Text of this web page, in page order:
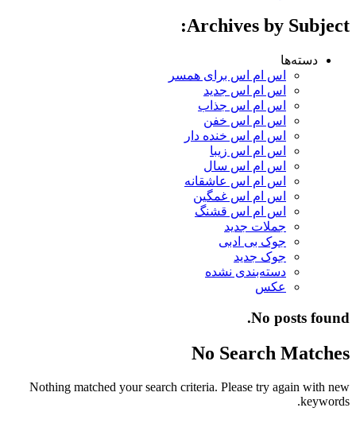
Archives by Subject:
دسته‌ها
اس ام اس برای همسر
اس ام اس جدید
اس ام اس جذاب
اس ام اس خفن
اس ام اس خنده دار
اس ام اس زیبا
اس ام اس سال
اس ام اس عاشقانه
اس ام اس غمگین
اس ام اس قشنگ
جملات جدید
جوک بی ادبی
جوک جدید
دسته‌بندی نشده
عکس
No posts found.
No Search Matches
Nothing matched your search criteria. Please try again with new
keywords.